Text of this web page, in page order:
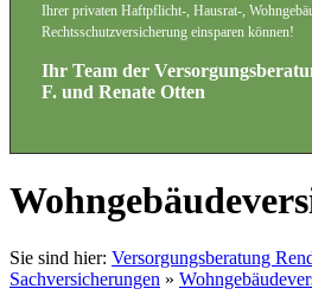
Ihrer privaten Haftpflicht-, Hausrat-,
Rechtsschutzversicherung einsparen können!
Ihr Team der
F. und Renate Otten
Sie sind hier: Versorgungsberatung
Sachversicherungen »